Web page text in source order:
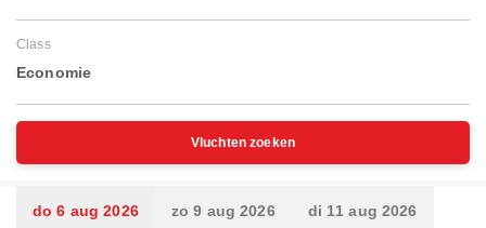
Class
Economie
Vluchten zoeken
do 6 aug 2026 zo 9 aug 2026 di 11 aug 2026